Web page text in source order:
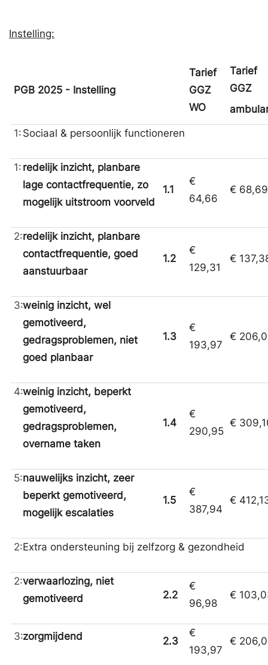
Instelling:
PGB 2025 - Instelling
Tarief
GGZ
WO
Tarief
GGZ
1: Sociaal & persoonlijk functioneren
1: redelijk inzicht, planbare
lage contactfrequentie, zo
mogelijk uitstroom voorveld
1.1
€
64,66
€ 68,69
2:redelijk inzicht, planbare
contactfrequentie, goed
aanstuurbaar
1.2
€
129,31
€
3:weinig inzicht, wel
gemotiveerd,
gedragsproblemen, niet
goed planbaar
1.3
€
193,97
€
4:weinig inzicht, beperkt
gemotiveerd,
gedragsproblemen,
overname taken
1.4
€
290,95
€
5:nauwelijks inzicht, zeer
beperkt gemotiveerd,
mogelijk escalaties
1.5
€
387,94
€
2:Extra ondersteuning bij zelfzorg & gezondheid
2:verwaarlozing, niet
gemotiveerd
2.2
€
96,98
€
3:zorgmijdend 2.3
€
193,97
€